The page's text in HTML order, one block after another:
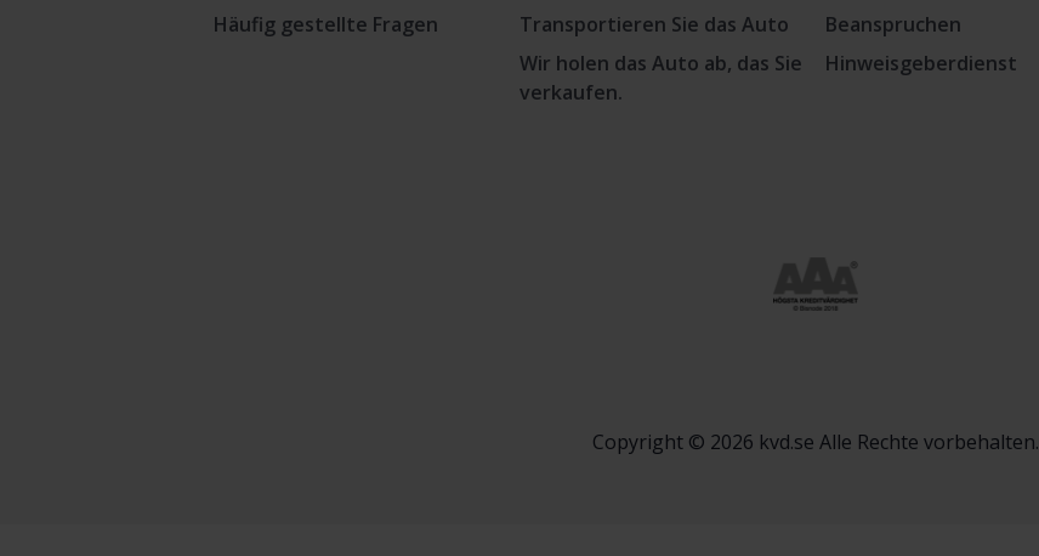
Häufig gestellte Fragen
Transportieren Sie das Auto
Wir holen das Auto ab, das Sie
verkaufen.
Beanspruchen
Hinweisgeberdienst
Copyright © 2026 kvd.se Alle Rechte vorbehalten.